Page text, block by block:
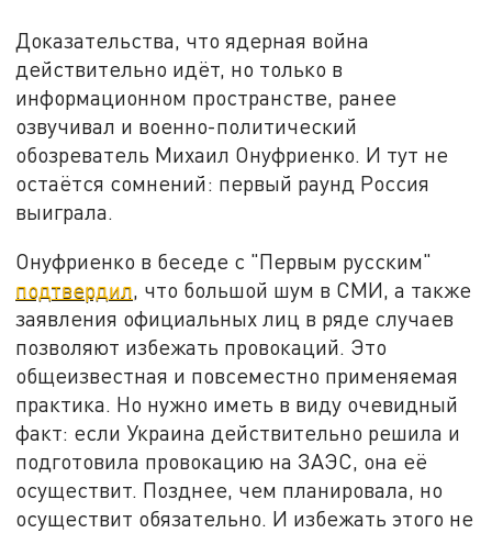
Доказательства, что ядерная война
действительно идёт, но только в
информационном пространстве, ранее
озвучивал и военно-политический
обозреватель Михаил Онуфриенко. И тут не
остаётся сомнений: первый раунд Россия
выиграла.
Онуфриенко в беседе с "Первым русским"
подтвердил, что большой шум в СМИ, а также
заявления официальных лиц в ряде случаев
позволяют избежать провокаций. Это
общеизвестная и повсеместно применяемая
практика. Но нужно иметь в виду очевидный
факт: если Украина действительно решила и
подготовила провокацию на ЗАЭС, она её
осуществит. Позднее, чем планировала, но
осуществит обязательно. И избежать этого не